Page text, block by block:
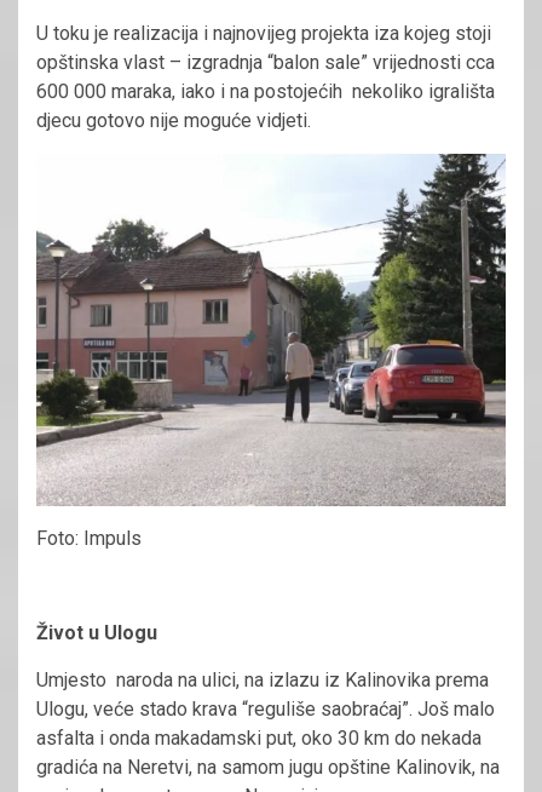
U toku je realizacija i najnovijeg projekta iza kojeg stoji
opštinska vlast – izgradnja “balon sale” vrijednosti cca
600 000 maraka, iako i na postojećih nekoliko igrališta
djecu gotovo nije moguće vidjeti.
Foto: Impuls
Život u Ulogu
Umjesto naroda na ulici, na izlazu iz Kalinovika prema
Ulogu, veće stado krava “reguliše saobraćaj”. Još malo
asfalta i onda makadamski put, oko 30 km do nekada
gradića na Neretvi, na samom jugu opštine Kalinovik, na